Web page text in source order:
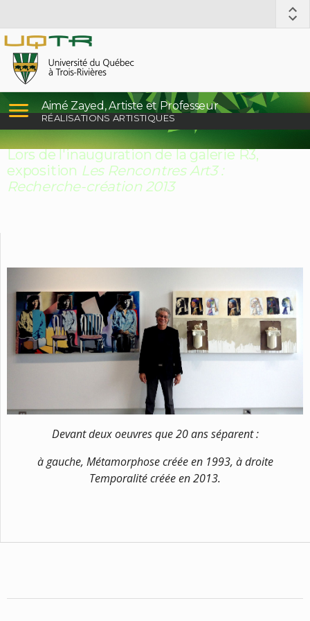
Aimé Zayed, Artiste et Professeur
RÉALISATIONS ARTISTIQUES
Lors de l'inauguration de la galerie R3,
exposition Les Rencontres Art3 :
Recherche-création 2013
Devant deux oeuvres que 20 ans séparent :
à gauche, Métamorphosecréée en 1993, à droite
Temporalitécréée en 2013.